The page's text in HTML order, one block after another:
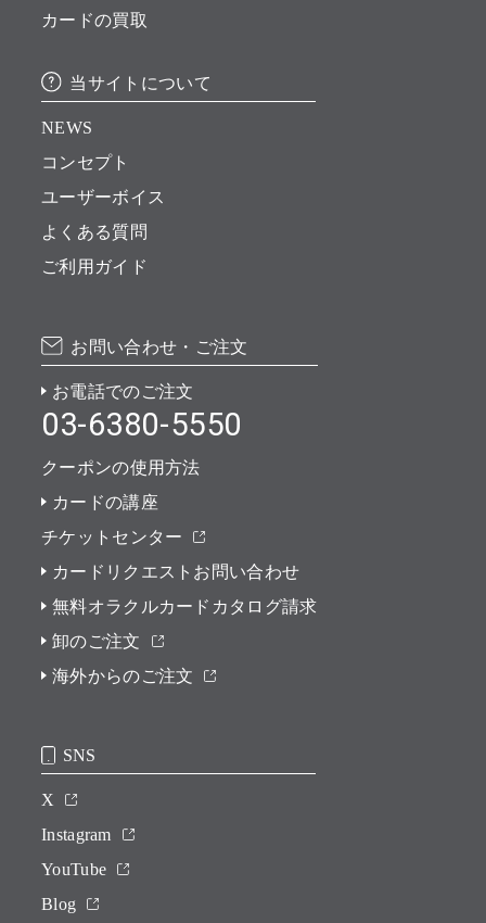
カードの買取
当サイトについて
NEWS
コンセプト
ユーザーボイス
よくある質問
ご利用ガイド
お問い合わせ・ご注文
お電話でのご注文
03-6380-5550
クーポンの使用方法
カードの講座
チケットセンター
カードリクエストお問い合わせ
無料オラクルカードカタログ請求
卸のご注文
海外からのご注文
SNS
X
Instagram
YouTube
Blog